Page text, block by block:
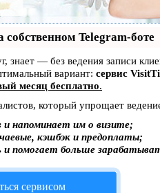
Telegram-боте
знает — без ведения записи
вариант: сервис
месяц бесплатно.
который упрощает
напоминает им о визите;
кэшбэк и предоплаты;
и помогает больше
сервисом